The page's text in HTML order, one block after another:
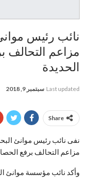
نائب رئيس
مزاعم التحالف
الحديدة
Last updated سبتمبر 9, 2018
Share
نفى نائب رئيس موانئ
مزاعم التحالف برفع
وأكد نائب مؤسسة موانئ